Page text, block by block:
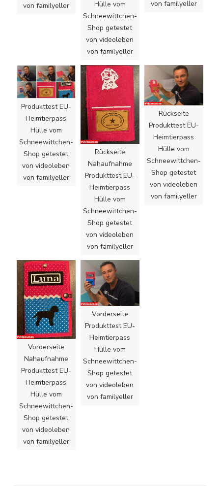
von familyeller
Hülle vom
Schneewittchen-
Shop getestet
von videoleben
von familyeller
von familyeller
Produkttest EU-
Heimtierpass
Hülle vom
Schneewittchen-
Shop getestet
von videoleben
von familyeller
Rückseite
Nahaufnahme
Produkttest EU-
Heimtierpass
Hülle vom
Schneewittchen-
Shop getestet
von videoleben
von familyeller
Rückseite
Produkttest EU-
Heimtierpass
Hülle vom
Schneewittchen-
Shop getestet
von videoleben
von familyeller
Vorderseite
Nahaufnahme
Produkttest EU-
Heimtierpass
Hülle vom
Schneewittchen-
Shop getestet
von videoleben
von familyeller
Vorderseite
Produkttest EU-
Heimtierpass
Hülle vom
Schneewittchen-
Shop getestet
von videoleben
von familyeller